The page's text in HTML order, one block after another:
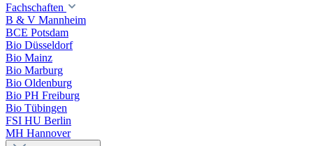
Fachschaften
B & V Mannheim
BCE Potsdam
Bio Düsseldorf
Bio Mainz
Bio Marburg
Bio Oldenburg
Bio PH Freiburg
Bio Tübingen
FSI HU Berlin
MH Hannover